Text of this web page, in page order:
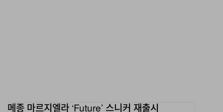
2011년을 강타했던 그 스니커.